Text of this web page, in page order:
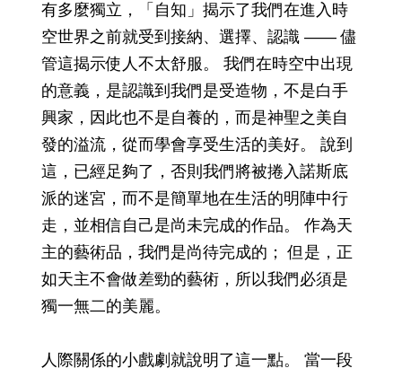
有多麼獨立，「自知」揭示了我們在進入時
空世界之前就受到接納、選擇、認識 —— 儘
管這揭示使人不太舒服。 我們在時空中出現
的意義，是認識到我們是受造物，不是白手
興家，因此也不是自養的，而是神聖之美自
發的溢流，從而學會享受生活的美好。 說到
這，已經足夠了，否則我們將被捲入諾斯底
派的迷宮，而不是簡單地在生活的明陣中行
走，並相信自己是尚未完成的作品。 作為天
主的藝術品，我們是尚待完成的； 但是，正
如天主不會做差勁的藝術，所以我們必須是
獨一無二的美麗。
人際關係的小戲劇就說明了這一點。 當一段